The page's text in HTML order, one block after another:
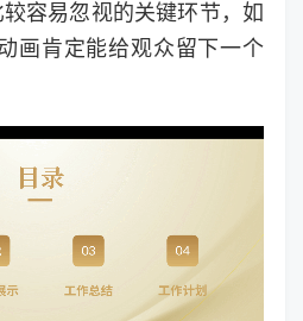
容易忽视的关键环节，如
画肯定能给观众留下一个